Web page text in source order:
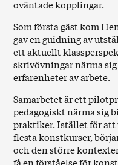
oväntade kopplingar.
Som första gäst kom
gav en guidning av
ett aktuellt
skrivövningar närma
erfarenheter av arbete.
Samarbetet är ett
pedagogiskt närma sig
praktiker. Istället för att
flesta konstkurser,
och den större
få en förståelse för